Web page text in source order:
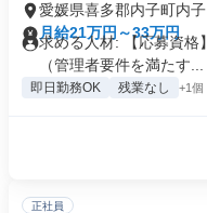
愛媛県喜多郡内子町内子
月給21万円～33万円
求める人材: 【応募資格
（管理者要件を満たす...
即日勤務OK 残業なし +1個
正社員